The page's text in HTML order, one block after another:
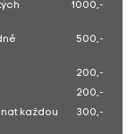
1000,-
500,-
200,-
200,-
každou
300,-